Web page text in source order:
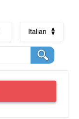
Italian